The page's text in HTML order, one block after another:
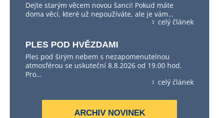
Dejte starým věcem novou šanci! Pokud máte
doma věci, které už nepoužíváte, ale je vám…
celý článek
PLES POD HVĚZDAMI
Ples pod širým nebem s nezapomenutelnou
atmosférou se uskuteční 8.8.2026 od 19.00 hod.
Pro…
celý článek
ARCHIV NOVINEK